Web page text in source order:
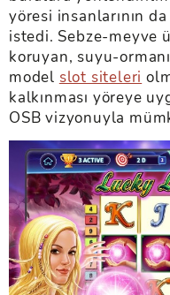
yöresi insanlarının
istedi. Sebze-meyve
koruyan, suyu-
model slot siteleri
kalkınması yöreye
OSB vizyonuyla